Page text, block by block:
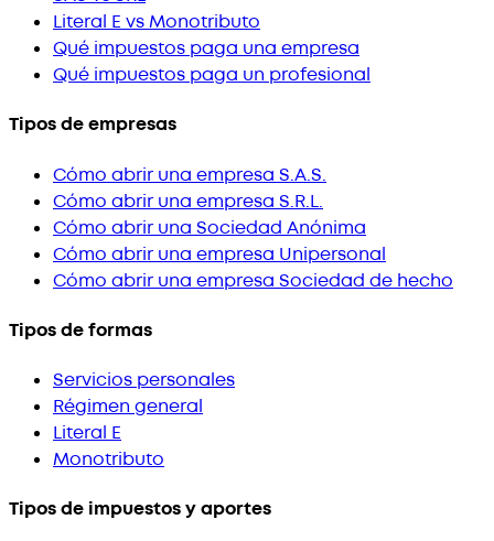
Literal E vs Monotributo
Qué impuestos paga una empresa
Qué impuestos paga un profesional
Tipos de empresas
Cómo abrir una empresa S.A.S.
Cómo abrir una empresa S.R.L.
Cómo abrir una Sociedad Anónima
Cómo abrir una empresa Unipersonal
Cómo abrir una empresa Sociedad de hecho
Tipos de formas
Servicios personales
Régimen general
Literal E
Monotributo
Tipos de impuestos y aportes